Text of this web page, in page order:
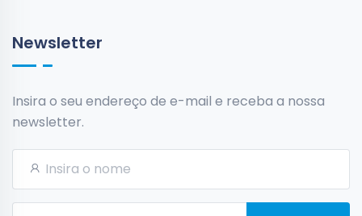
Newsletter
Insira o seu endereço de e-mail e receba a nossa
newsletter.